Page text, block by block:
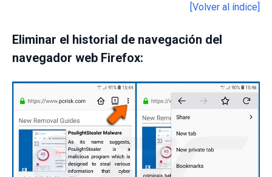
[Volver al índice]
Eliminar el historial de navegación del
navegador web Firefox: